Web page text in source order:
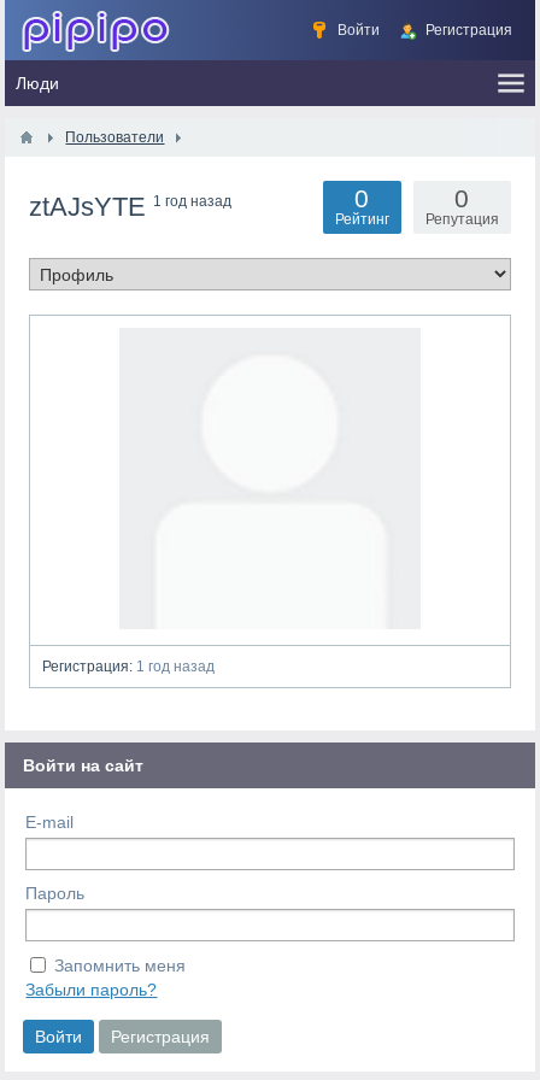
Войти Регистрация
Пользователи
ztAJsYTE 1 год назад 0
Репутация
0
Рейтинг
Регистрация: 1 год назад
Войти на сайт
E-mail
Пароль
Запомнить меня
Забыли пароль?